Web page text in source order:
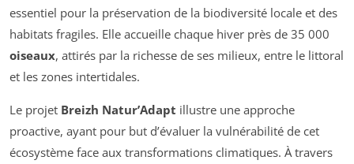
essentiel pour la préservation de la biodiversité locale et des
habitats fragiles. Elle accueille chaque hiver près de 35 000
oiseaux, attirés par la richesse de ses milieux, entre le littoral
et les zones intertidales.
Le projet Breizh Natur’Adapt illustre une approche
proactive, ayant pour but d’évaluer la vulnérabilité de cet
écosystème face aux transformations climatiques. À travers